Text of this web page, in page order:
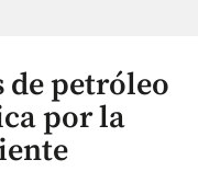
de petróleo
por la